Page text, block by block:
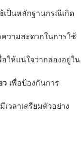
เป็นหลักฐานกรณีเกิด
ความสะดวกในการใช้
ให้แน่ใจว่ากล่องอยู่ใน
ว เพื่อป้องกันการ
เวลาเตรียมตัวอย่าง